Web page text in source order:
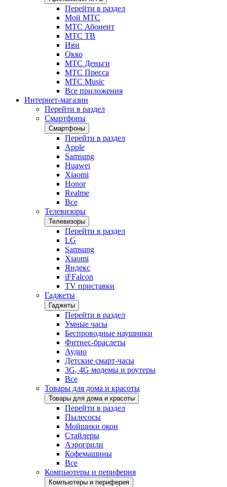
Перейти в раздел
Мой МТС
МТС Абонент
МТС ТВ
Иви
Окко
МТС Деньги
МТС Пресса
МТС Music
Все приложения
Интернет-магазин
Перейти в раздел
Смартфоны
Смартфоны
Перейти в раздел
Apple
Samsung
Huawei
Xiaomi
Honor
Realme
Все
Телевизоры
Телевизоры
Перейти в раздел
LG
Samsung
Xiaomi
Яндекс
iFFalcon
TV приставки
Гаджеты
Гаджеты
Перейти в раздел
Умные часы
Беспроводные наушники
Фитнес-браслеты
Аудио
Детские смарт-часы
3G, 4G модемы и роутеры
Все
Товары для дома и красоты
Товары для дома и красоты
Перейти в раздел
Пылесосы
Мойщики окон
Стайлеры
Аэрогрили
Кофемашины
Все
Компьютеры и периферия
Компьютеры и периферия